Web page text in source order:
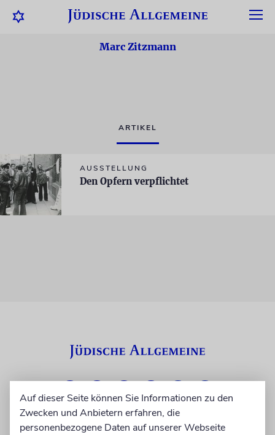
Marc Zitzmann
ARTIKEL
AUSSTELLUNG
Den Opfern verpflichtet
Auf dieser Seite können Sie Informationen zu den
Zwecken und Anbietern erfahren, die
personenbezogene Daten auf unserer Webseite